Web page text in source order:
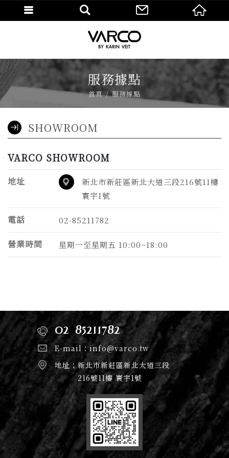
服務據點
首頁 服務據點
SHOWROOM
VARCO SHOWROOM
營業時間 星期一至星期五 10:00~18:00
電話 02-85211782
地址
新北市新莊區新北大道三段216號11樓
寰宇1號
02-85211782
E-mail：info@varco.tw
地址：新北市新莊區新北大道三段
216號11樓 寰宇1號